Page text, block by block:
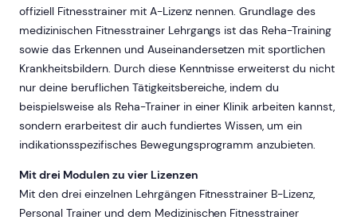
offiziell Fitnesstrainer mit A-Lizenz nennen. Grundlage des
medizinischen Fitnesstrainer Lehrgangs ist das Reha-Training
sowie das Erkennen und Auseinandersetzen mit sportlichen
Krankheitsbildern. Durch diese Kenntnisse erweiterst du nicht
nur deine beruflichen Tätigkeitsbereiche, indem du
beispielsweise als Reha-Trainer in einer Klinik arbeiten kannst,
sondern erarbeitest dir auch fundiertes Wissen, um ein
indikationsspezifisches Bewegungsprogramm anzubieten.
Mit drei Modulen zu vier Lizenzen
Mit den drei einzelnen Lehrgängen Fitnesstrainer B-Lizenz,
Personal Trainer und dem Medizinischen Fitnesstrainer